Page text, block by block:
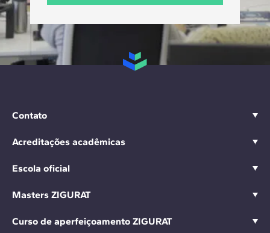
Contato
Acreditações acadêmicas
Escola oficial
Masters ZIGURAT
Curso de aperfeiçoamento ZIGURAT